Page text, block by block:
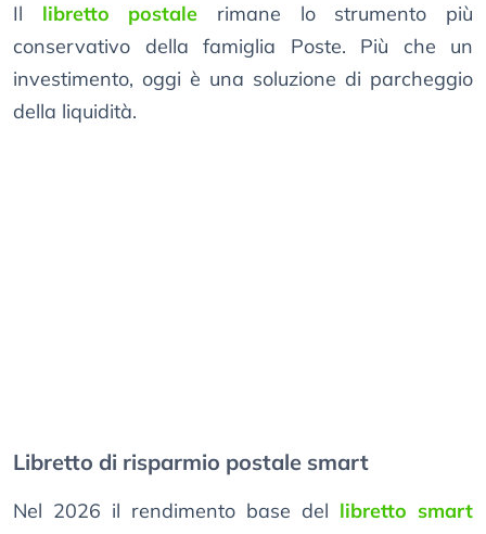
Il libretto postale rimane lo strumento più
conservativo della famiglia Poste. Più che un
investimento, oggi è una soluzione di parcheggio
della liquidità.
Libretto di risparmio postale smart
Nel 2026 il rendimento base del libretto smart